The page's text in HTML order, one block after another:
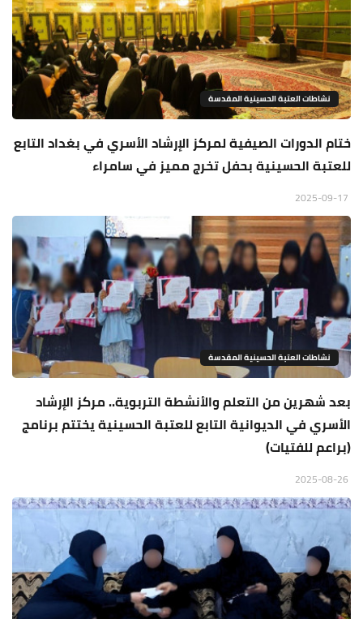
نشاطات العتبة الحسينية المقدسة
ختام الدورات الصيفية لمركز الإرشاد الأسري في بغداد التابع
للعتبة الحسينية بحفل تخرج مميز في سامراء
نشاطات العتبة الحسينية المقدسة
بعد شهرين من التعلم والأنشطة التربوية.. مركز الإرشاد
الأسري في الديوانية التابع للعتبة الحسينية يختتم برنامج
(براعم للفتيات)